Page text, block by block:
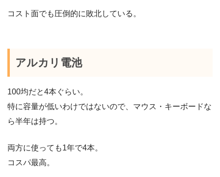
コスト面でも圧倒的に敗北している。
アルカリ電池
100均だと4本ぐらい。
特に容量が低いわけではないので、マウス・キーボードな
ら半年は持つ。
両方に使っても1年で4本。
コスパ最高。